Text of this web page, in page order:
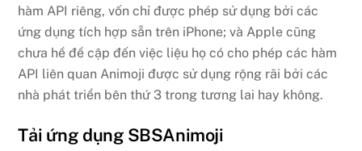
hàm API riêng, vốn chỉ được phép sử dụng bởi các
ứng dụng tích hợp sẵn trên iPhone; và Apple cũng
chưa hề đề cập đến việc liệu họ có cho phép các hàm
API liên quan Animoji được sử dụng rộng rãi bởi các
nhà phát triển bên thứ 3 trong tương lai hay không.
Tải ứng dụng SBSAnimoji